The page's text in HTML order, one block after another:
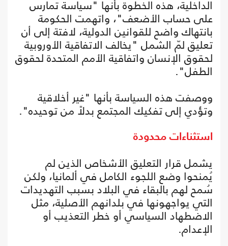
الداخلية، هذه الخطوة بأنها "سياسة تمارس
على حساب الأضعف"، واتهمت الحكومة
بانتهاك واضح للقوانين الدولية، لافتة إلى أن
تعليق لمّ الشمل "يخالف الاتفاقية الأوروبية
لحقوق الإنسان واتفاقية الأمم المتحدة لحقوق
الطفل".
ووصفت هذه السياسة بأنها "غير أخلاقية
وتؤدي إلى تفكيك المجتمع بدلاً من توحيده".
استثناءات محدودة
يشمل قرار التعليق الأشخاص الذين لم
يُمنحوا وضع اللجوء الكامل في ألمانيا، ولكن
سُمح لهم بالبقاء في البلاد بسبب التهديدات
التي يواجهونها في بلدانهم الأصلية، مثل
الاضطهاد السياسي أو خطر التعذيب أو
الإعدام.